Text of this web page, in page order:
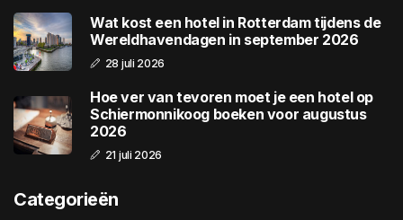
Wat kost een hotel in Rotterdam tijdens de
Wereldhavendagen in september 2026
28 juli 2026
Hoe ver van tevoren moet je een hotel op
Schiermonnikoog boeken voor augustus
2026
21 juli 2026
Categorieën